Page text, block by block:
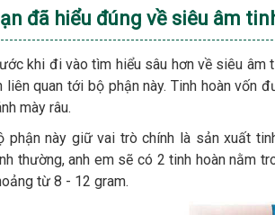
đã hiểu đúng về siêu âm
khi đi vào tìm hiểu sâu hơn về siêu
liên quan tới bộ phận này. Tinh hoàn vốn
mày râu.
phận này giữ vai trò chính là sản xuất
thường, anh em sẽ có 2 tinh hoàn nằm
từ 8 - 12 gram.